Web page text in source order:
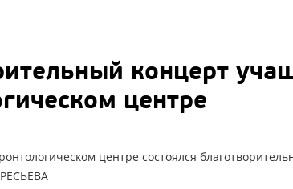
концерт
центре
центре состоялся